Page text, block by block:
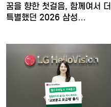
꿈을 향한 첫걸음, 함께여서 더
특별했던 2026 삼성…